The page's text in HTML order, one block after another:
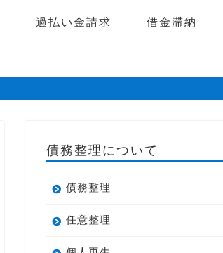
過払い金請求
借金滞納
債務整理について
債務整理
任意整理